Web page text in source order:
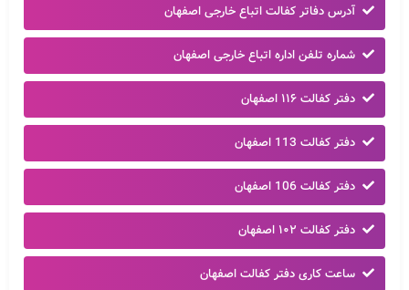
آدرس دفاتر کفالت اتباع خارجی اصفهان
شماره تلفن اداره اتباع خارجی اصفهان
دفتر کفالت ۱۱۶ اصفهان
دفتر کفالت 113 اصفهان
دفتر کفالت 106 اصفهان
دفتر کفالت ۱۰۲ اصفهان
ساعت کاری دفتر کفالت اصفهان